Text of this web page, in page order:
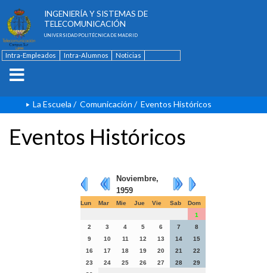
INGENIERÍA Y SISTEMAS DE
TELECOMUNICACIÓN
UNIVERSIDAD POLITÉCNICA DE MADRID
Intra-Empleados Intra-Alumnos
Noticias
La Escuela / Comunicación / Eventos Históricos
Eventos Históricos
Noviembre,
1959
Lun Mar Mie Jue Vie Sab
Dom
1
2
3 4 5 6 7
8
9
10 11 12 13 14
15
16
17 18 19 20 21
22
23
24 25 26 27 28
29